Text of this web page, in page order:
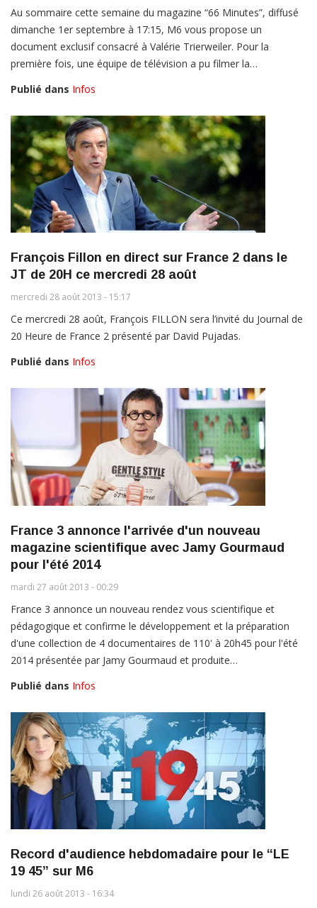
Au sommaire cette semaine du magazine “66 Minutes”, diffusé
dimanche 1er septembre à 17:15, M6 vous propose un
document exclusif consacré à Valérie Trierweiler. Pour la
première fois, une équipe de télévision a pu filmer la…
Publié dans Infos
François Fillon en direct sur France 2 dans le
JT de 20H ce mercredi 28 août
mercredi 28 août 2013 - 15:17
Ce mercredi 28 août, François FILLON sera l’invité du Journal de
20 Heure de France 2 présenté par David Pujadas.
Publié dans Infos
France 3 annonce l'arrivée d'un nouveau
magazine scientifique avec Jamy Gourmaud
pour l'été 2014
mardi 27 août 2013 - 00:29
France 3 annonce un nouveau rendez vous scientifique et
pédagogique et confirme le développement et la préparation
d'une collection de 4 documentaires de 110' à 20h45 pour l'été
2014 présentée par Jamy Gourmaud et produite…
Publié dans Infos
Record d'audience hebdomadaire pour le “LE
19 45” sur M6
lundi 26 août 2013 - 16:34